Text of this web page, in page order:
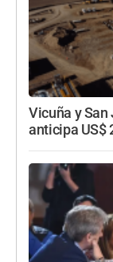
Vicuña y San
anticipa US$